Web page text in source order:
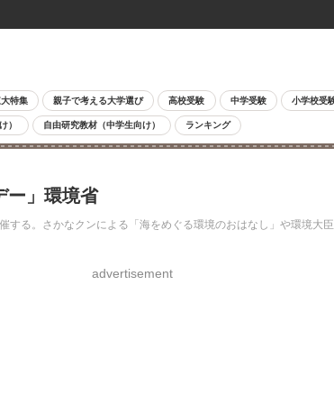
特集 親子で考える大学選び 高校受験 中学受験 小学校受
） 自由研究教材（中学生向け） ランキング
ー」環境省
る。さかなクンによる「海をめぐる環境のおはなし」や環境大
advertisement